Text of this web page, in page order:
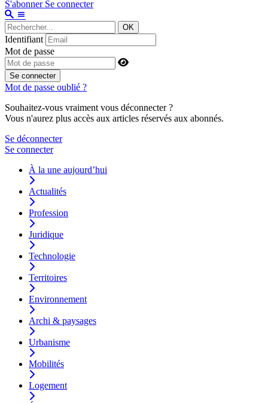
S'abonner Se connecter
OK
Identifiant
Mot de passe
Se connecter
Mot de passe oublié ?
Souhaitez-vous vraiment vous déconnecter ?
Vous n'aurez plus accès aux articles réservés aux abonnés.
Se déconnecter
Se connecter
À la une aujourd’hui
Actualités
Profession
Juridique
Technologie
Territoires
Environnement
Archi & paysages
Urbanisme
Mobilités
Logement